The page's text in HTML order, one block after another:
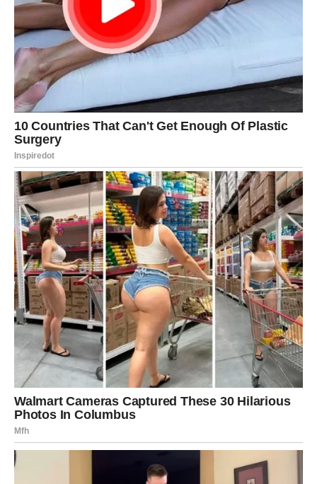
Pred vama su veoma snažni i uspješni trenuci.
STRIJELAC
Nova energija donosi vam spontane događaje i mnogo
pozitivnih emocija.
Jedna osoba vraća vam vjeru da život može biti mnogo
ljepši nego prije.
Sreća vam dolazi neočekivano
Pred vama su veoma uzbudljivi trenuci.
JARAC
Jarčevi konačno ulaze u mnogo stabilniji i sretniji period
života.
Poslije mnogo rada i odricanja dolazi osjećaj sigurnosti i
velikog zadovoljstva.
Život vam donosi razlog za slavlje
Pred vama su veoma važni trenuci sreće.